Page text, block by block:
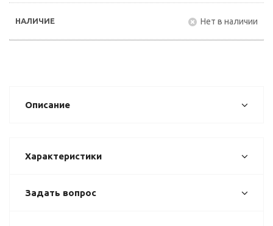
Нет в наличии
Описание
Характеристики
Задать вопрос